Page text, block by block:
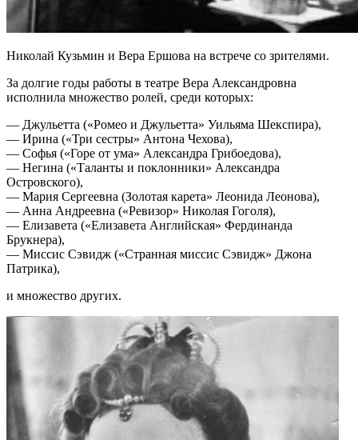
Николай Кузьмин и Вера Ершова на встрече со зрителями.
За долгие годы работы в театре Вера Александровна
исполнила множество ролей, среди которых:
— Джульетта («Ромео и Джульетта» Уильяма Шекспира),
— Ирина («Три сестры» Антона Чехова),
— Софья («Горе от ума» Александра Грибоедова),
— Негина («Таланты и поклонники» Александра
Островского),
— Мария Сергеевна (Золотая карета» Леонида Леонова),
— Анна Андреевна («Ревизор» Николая Гоголя),
— Елизавета («Елизавета Английская» Фердинанда
Брукнера),
— Миссис Сэвидж («Странная миссис Сэвидж» Джона
Патрика),
и множество других.